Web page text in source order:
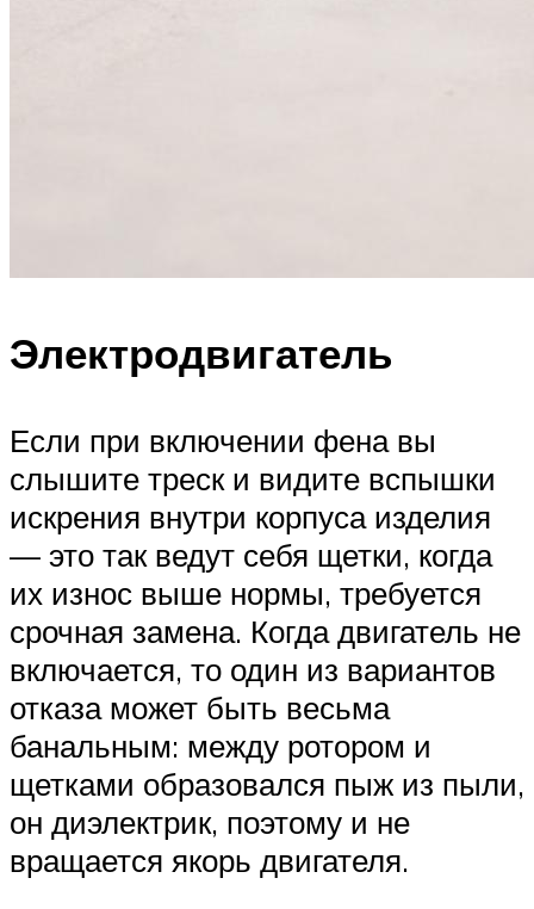
Электродвигатель
Если при включении фена вы
слышите треск и видите вспышки
искрения внутри корпуса изделия
— это так ведут себя щетки, когда
их износ выше нормы, требуется
срочная замена. Когда двигатель не
включается, то один из вариантов
отказа может быть весьма
банальным: между ротором и
щетками образовался пыж из пыли,
он диэлектрик, поэтому и не
вращается якорь двигателя.